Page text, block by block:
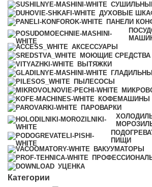
ДУХОВЫЕ
ПАНЕЛИ
АКСЕССУАРЫ
МОЮЩИЕ СРЕДСТВА
ВЫТЯЖКИ
ПЫЛЕСОСЫ
КОФЕМАШИНЫ
ПАРОВАРКИ
ПИЩИ
ВАКУУМАТОРЫ
УЦЕНКА
Категории